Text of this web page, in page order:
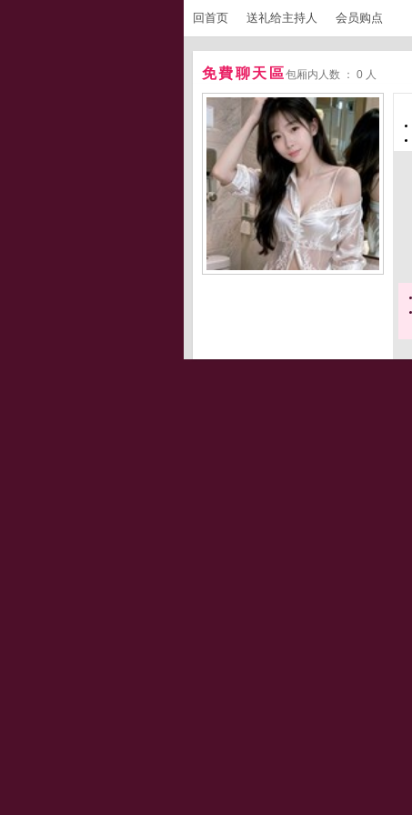
回首页 送礼给主持人 会员购点
免費聊天區包厢内人数 ： 0 人